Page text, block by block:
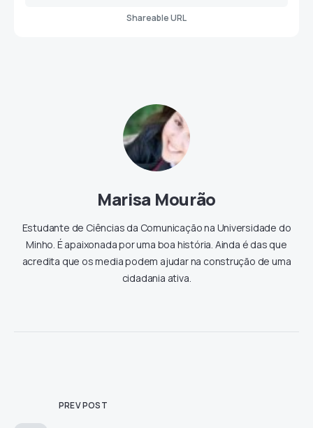
Shareable URL
Marisa Mourão
Estudante de Ciências da Comunicação na Universidade do
Minho. É apaixonada por uma boa história. Ainda é das que
acredita que os media podem ajudar na construção de uma
cidadania ativa.
PREV POST